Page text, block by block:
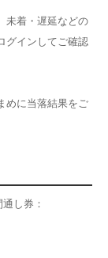
未着・遅延などの
グインしてご確認
めに当落結果をご
し券：